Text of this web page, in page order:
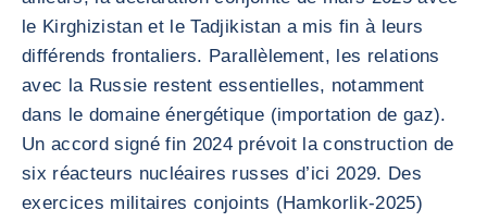
le Kirghizistan et le Tadjikistan a mis fin à leurs
différends frontaliers. Parallèlement, les relations
avec la Russie restent essentielles, notamment
dans le domaine énergétique (importation de gaz).
Un accord signé fin 2024 prévoit la construction de
six réacteurs nucléaires russes d’ici 2029. Des
exercices militaires conjoints (Hamkorlik-2025)